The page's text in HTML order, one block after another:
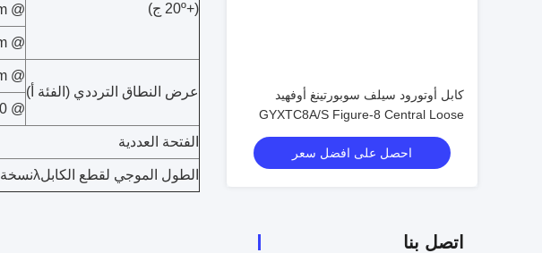
كابل أوتورود سيلف سوبورتينغ أوفهيد
GYXTC8A/S Figure-8 Central Loose
Tube Cable
احصل على افضل سعر
اتصل بنا
(+20º ج )
@ 1310nm
@ 1550nm
عرض النطاق الترددي (الفئة أ)
@ 850nm
@ 1300 نانومتر
الفتحة العددية
الطول الموجي لقطع الكابلλنسخة